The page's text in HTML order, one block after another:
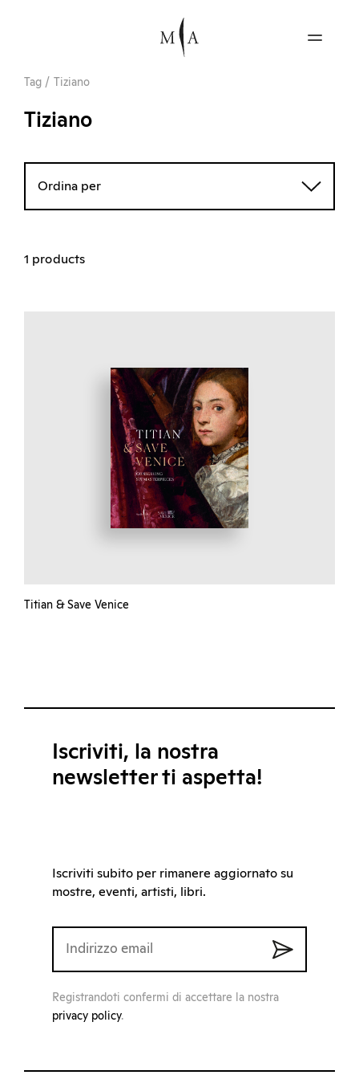
Tag / Tiziano
Tiziano
Ordina per
1 products
Titian & Save Venice
Iscriviti, la nostra
newsletter ti aspetta!
Iscriviti subito per rimanere aggiornato su
mostre, eventi, artisti, libri.
Registrandoti confermi di accettare la nostra
privacy policy.